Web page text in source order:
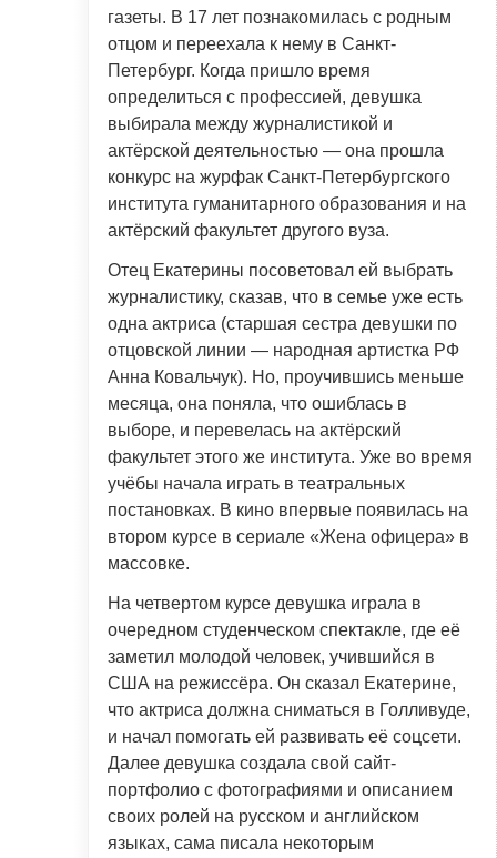
газеты. В 17 лет познакомилась с родным
отцом и переехала к нему в Санкт-
Петербург. Когда пришло время
определиться с профессией, девушка
выбирала между журналистикой и
актёрской деятельностью — она прошла
конкурс на журфак Санкт-Петербургского
института гуманитарного образования и на
актёрский факультет другого вуза.
Отец Екатерины посоветовал ей выбрать
журналистику, сказав, что в семье уже есть
одна актриса (старшая сестра девушки по
отцовской линии — народная артистка РФ
Анна Ковальчук). Но, проучившись меньше
месяца, она поняла, что ошиблась в
выборе, и перевелась на актёрский
факультет этого же института. Уже во время
учёбы начала играть в театральных
постановках. В кино впервые появилась на
втором курсе в сериале «Жена офицера» в
массовке.
На четвертом курсе девушка играла в
очередном студенческом спектакле, где её
заметил молодой человек, учившийся в
США на режиссёра. Он сказал Екатерине,
что актриса должна сниматься в Голливуде,
и начал помогать ей развивать её соцсети.
Далее девушка создала свой сайт-
портфолио с фотографиями и описанием
своих ролей на русском и английском
языках, сама писала некоторым